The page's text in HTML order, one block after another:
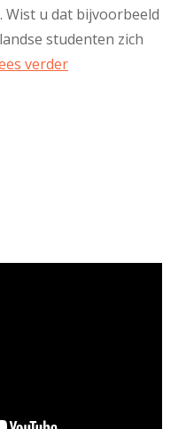
u dat bijvoorbeeld
studenten zich
verder